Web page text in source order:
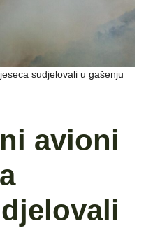
sudjelovali u gašenju
avioni